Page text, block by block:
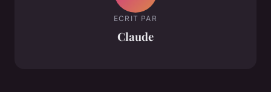
ECRIT PAR
Claude